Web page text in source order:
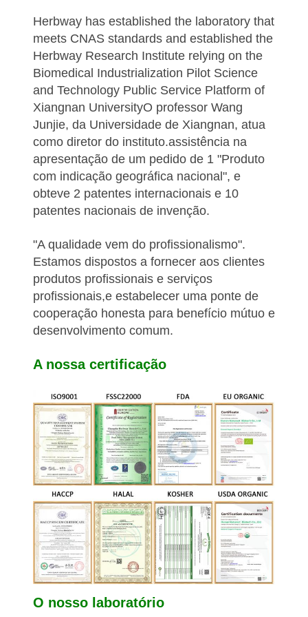
Herbway has established the laboratory that
meets CNAS standards and established the
Herbway Research Institute relying on the
Biomedical Industrialization Pilot Science
and Technology Public Service Platform of
Xiangnan UniversityO professor Wang
Junjie, da Universidade de Xiangnan, atua
como diretor do instituto.assistência na
apresentação de um pedido de 1 "Produto
com indicação geográfica nacional", e
obteve 2 patentes internacionais e 10
patentes nacionais de invenção.
"A qualidade vem do profissionalismo".
Estamos dispostos a fornecer aos clientes
produtos profissionais e serviços
profissionais,e estabelecer uma ponte de
cooperação honesta para benefício mútuo e
desenvolvimento comum.
A nossa certificação
O nosso laboratório